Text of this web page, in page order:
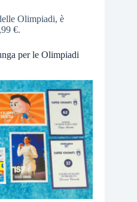
Olimpiadi, è
€.
per le Olimpiadi